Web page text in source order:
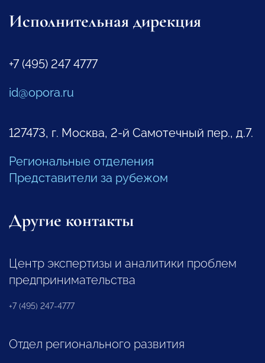
Исполнительная дирекция
+7 (495) 247 4777
id@opora.ru
127473, г. Москва, 2-й Самотечный пер., д.7.
Региональные отделения
Представители за рубежом
Другие контакты
Центр экспертизы и аналитики проблем
предпринимательства
+7 (495) 247-4777
Отдел регионального развития